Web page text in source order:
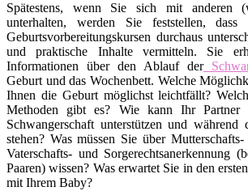
Spätestens, wenn Sie sich mit anderen
unterhalten, werden Sie feststellen,
Geburtsvorbereitungskursen durchaus
und praktische Inhalte vermitteln. Sie
Informationen über den Ablauf der
Geburt und das Wochenbett. Welche
Ihnen die Geburt möglichst leichtfällt?
Methoden gibt es? Wie kann Ihr
Schwangerschaft unterstützen und
stehen? Was müssen Sie über
Vaterschafts- und Sorgerechtsanerkennung
Paaren) wissen? Was erwartet Sie in den
mit Ihrem Baby?